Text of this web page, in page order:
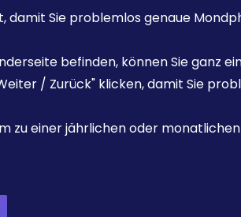
Sie problemlos genaue
befinden, können Sie ganz
/ Zurück" klicken, damit Sie
zu einer jährlichen oder